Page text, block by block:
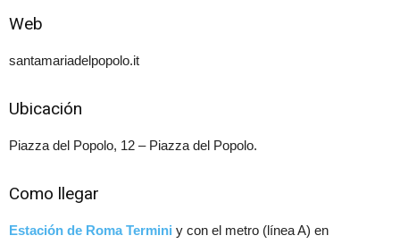
Web
santamariadelpopolo.it
Ubicación
Piazza del Popolo, 12 – Piazza del Popolo.
Como llegar
Estación de Roma Termini y con el metro (línea A) en